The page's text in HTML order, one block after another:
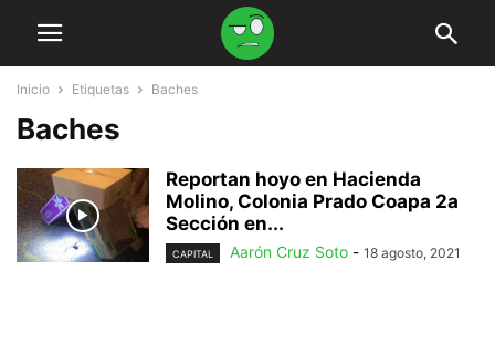
Inicio Etiquetas Baches
Baches
Reportan hoyo en Hacienda
Molino, Colonia Prado Coapa 2a
Sección en...
CAPITAL Aarón Cruz Soto - 18 agosto, 2021